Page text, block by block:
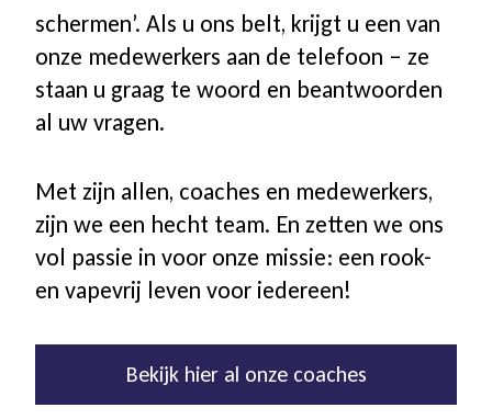
schermen’. Als u ons belt, krijgt u een van
onze medewerkers aan de telefoon – ze
staan u graag te woord en beantwoorden
al uw vragen.
Met zijn allen, coaches en medewerkers,
zijn we een hecht team. En zetten we ons
vol passie in voor onze missie: een rook-
en vapevrij leven voor iedereen!
Bekijk hier al onze coaches